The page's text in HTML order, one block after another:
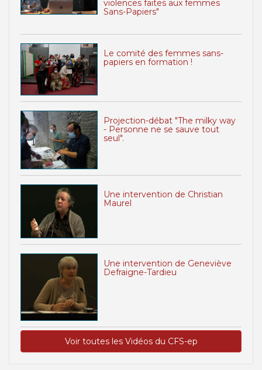
violences faites aux femmes
Sans-Papiers"
Le comité des femmes sans-
papiers en formation !
Projection-débat "The milky way
- Personne ne se sauve tout
seul".
Une intervention de Christian
Maurel
Une intervention de Geneviève
Defraigne-Tardieu
Voir toutes les Vidéos du CFS-ep